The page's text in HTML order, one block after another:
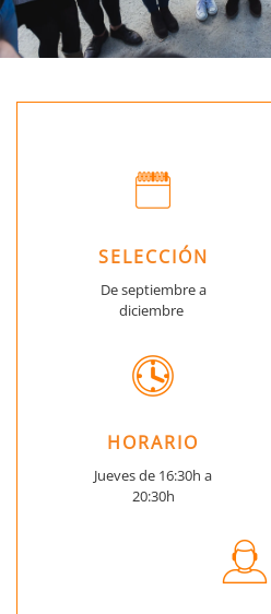
SELECCIÓN
De septiembre a
diciembre
HORARIO
Jueves de 16:30h a
20:30h